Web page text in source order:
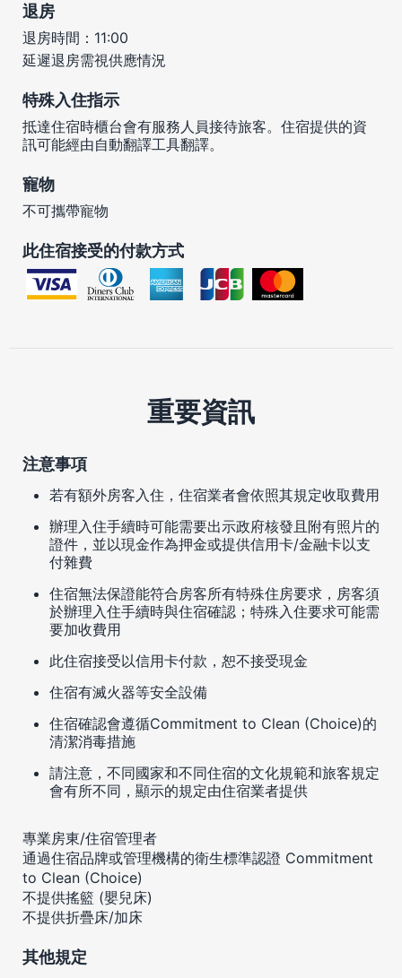
退房
退房時間：11:00
延遲退房需視供應情況
特殊入住指示
抵達住宿時櫃台會有服務人員接待旅客。住宿提供的資
訊可能經由自動翻譯工具翻譯。
寵物
不可攜帶寵物
此住宿接受的付款方式
重要資訊
注意事項
若有額外房客入住，住宿業者會依照其規定收取費用
辦理入住手續時可能需要出示政府核發且附有照片的
證件，並以現金作為押金或提供信用卡/金融卡以支
付雜費
住宿無法保證能符合房客所有特殊住房要求，房客須
於辦理入住手續時與住宿確認；特殊入住要求可能需
要加收費用
此住宿接受以信用卡付款，恕不接受現金
住宿有滅火器等安全設備
住宿確認會遵循Commitment to Clean (Choice)的
清潔消毒措施
請注意，不同國家和不同住宿的文化規範和旅客規定
會有所不同，顯示的規定由住宿業者提供
專業房東/住宿管理者
通過住宿品牌或管理機構的衛生標準認證 Commitment
to Clean (Choice)
不提供搖籃 (嬰兒床)
不提供折疊床/加床
其他規定